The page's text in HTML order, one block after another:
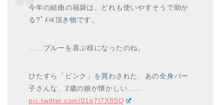
今年の組曲の福袋は、どれも使いやすそうで助か
る?￰ﾟﾒﾦ頂き物です。
……ブルーを喜ぶ様になったのね。
ひたすら「ピンク」を買わされた、あの全身パー
子さんな、2歳の娘が懐かしい……
pic.twitter.com/01q7t7X8SQ